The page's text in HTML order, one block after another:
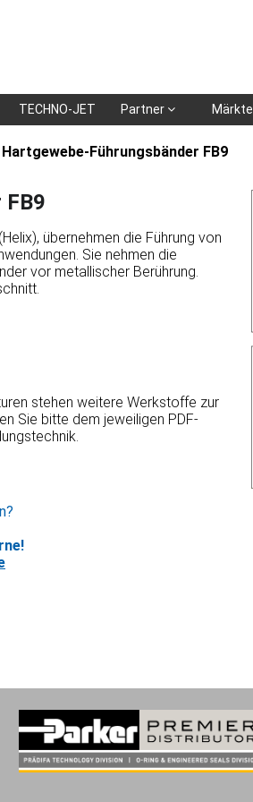
TECHNO-JET Partner Märkte
Hartgewebe-Führungsbänder FB9
FB9
übernehmen die Führung von
Sie nehmen die
vor metallischer Berührung.
stehen weitere Werkstoffe zur
Sie bitte dem jeweiligen PDF-